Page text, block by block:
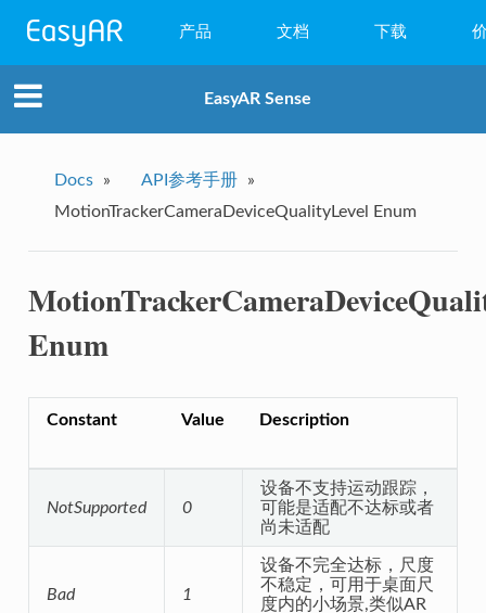
产品
小程序AR
EasyAR Mega
EasyAR Sense
文档 下载
EasyAR Sense
Docs » API参考手册
»
MotionTrackerCameraDeviceQualityLevel Enum
Enum
Constant Value Description
NotSupported 0
设备不支持运动跟踪，
可能是适配不达标或者
尚未适配
Bad 1
设备不完全达标，尺度
不稳定，可用于桌面尺
度内的小场景,类似AR